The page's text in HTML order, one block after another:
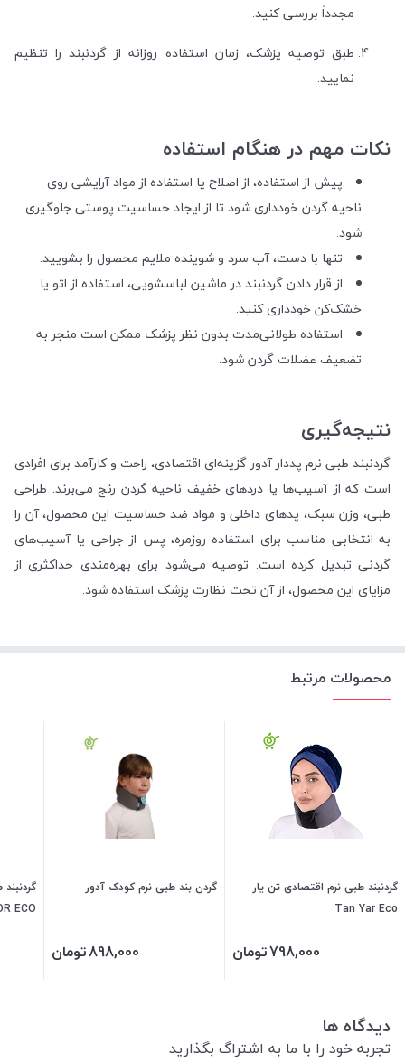
مجدداً بررسی کنید.
طبق توصیه پزشک، زمان استفاده روزانه از گردنبند را تنظیم
نمایید.
نکات مهم در هنگام استفاده
پیش از استفاده، از اصلاح یا استفاده از مواد آرایشی روی
ناحیه گردن خودداری شود تا از ایجاد حساسیت پوستی جلوگیری
شود.
تنها با دست، آب سرد و شوینده ملایم محصول را بشویید.
از قرار دادن گردنبند در ماشین لباسشویی، استفاده از اتو یا
خشک‌کن خودداری کنید.
استفاده طولانی‌مدت بدون نظر پزشک ممکن است منجر به
تضعیف عضلات گردن شود.
نتیجه‌گیری
گردنبند طبی نرم پددار آدور گزینه‌ای اقتصادی، راحت و کارآمد برای افرادی
است که از آسیب‌ها یا دردهای خفیف ناحیه گردن رنج می‌برند. طراحی
طبی، وزن سبک، پدهای داخلی و مواد ضد حساسیت این محصول، آن را
به انتخابی مناسب برای استفاده روزمره، پس از جراحی یا آسیب‌های
گردنی تبدیل کرده است. توصیه می‌شود برای بهره‌مندی حداکثری از
مزایای این محصول، از آن تحت نظارت پزشک استفاده شود.
محصولات مرتبط
گردنبند طبی نرم اقتصادی تن یار
Tan Yar Eco
798,000تومان
گردن بند طبی نرم کودک آدور
898,000تومان
ECO
دیدگاه ها
تجربه خود را با ما به اشتراگ بگذارید